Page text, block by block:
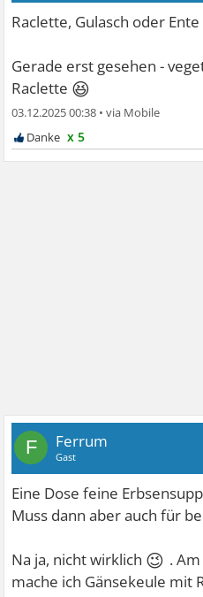
Raclette, Gulasch oder Ente
Gerade erst gesehen -
Raclette 😆
03.12.2025 00:38 •
x 5
F Ferrum
Gast
Eine Dose feine
Muss dann aber auch für
Na ja, nicht wirklich 😉 .
mache ich Gänsekeule mit